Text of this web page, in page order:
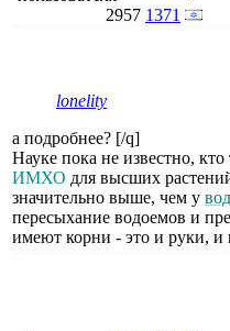
2957 1371
lonelity
а подробнее? [/q]
Науке пока не известно,
ИМХО для высших
значительно выше, чем у
пересыхание водоемов и
имеют корни - это и руки, и